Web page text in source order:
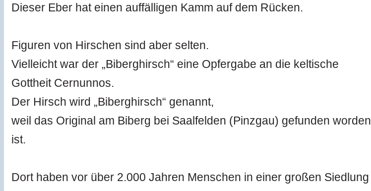
Dieser Eber hat einen auffälligen Kamm auf dem Rücken.
Figuren von Hirschen sind aber selten.
Vielleicht war der „Biberghirsch“ eine Opfergabe an die keltische
Gottheit Cernunnos.
Der Hirsch wird „Biberghirsch“ genannt,
weil das Original am Biberg bei Saalfelden (Pinzgau) gefunden worden
ist.
Dort haben vor über 2.000 Jahren Menschen in einer großen Siedlung